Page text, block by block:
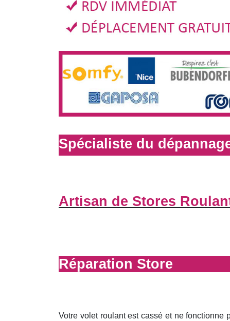
Spécialiste du
Artisan de Stores
Réparation Store
Votre volet roulant est cassé et ne fonctionne